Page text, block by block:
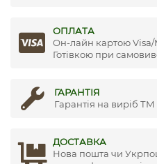
ОПЛАТА
Он-лайн картою Visa/
Готівкою при
ГАРАНТІЯ
Гарантія на виріб ТМ
ДОСТАВКА
Нова пошта чи